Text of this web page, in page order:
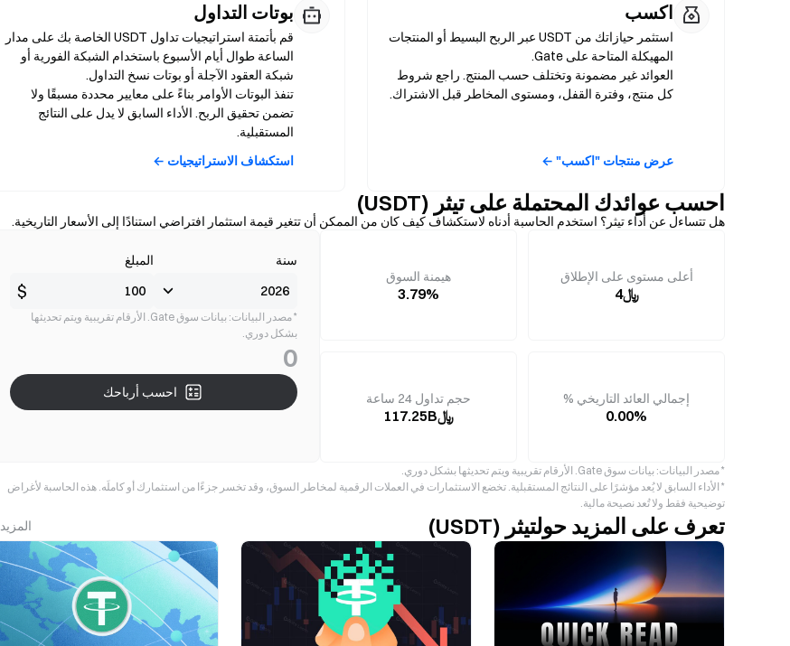
اكسب
استثمر حيازاتك من USDT عبر الربح البسيط أو المنتجات
العوائد غير مضمونة وتختلف حسب المنتج. راجع شروط
كل منتج، وفترة القفل، ومستوى المخاطر قبل الاشتراك.
عرض منتجات "اكسب" ←
بوتات التداول
قم بأتمتة استراتيجيات تداول USDT الخاصة بك على مدار
الساعة طوال أيام الأسبوع باستخدام الشبكة الفورية أو
تنفذ البوتات الأوامر بناءً على معايير محددة مسبقًا ولا
تضمن تحقيق الربح. الأداء السابق لا يدل على النتائج
المستقبلية.
استكشاف الاستراتيجيات ←
احسب عوائدك المحتملة على تيثر (USDT)
هل تتساءل عن أداء تيثر؟ استخدم الحاسبة أدناه لاستكشاف كيف كان من الممكن أن تتغير قيمة استثمار افتراضي استنادًا إلى الأسعار التاريخية.
أعلى مستوى على الإطلاق
﷼4
هيمنة السوق
3.79%
إجمالي العائد التاريخي %
0.00%
حجم تداول 24 ساعة
﷼117.25B
سنة المبلغ
$
* مصدر البيانات: بيانات سوق Gate. الأرقام تقريبية ويتم تحديثها
بشكل دوري.
0
احسب أرباحك
* مصدر البيانات: بيانات سوق Gate. الأرقام تقريبية ويتم تحديثها بشكل دوري.
* الأداء السابق لا يُعد مؤشرًا على النتائج المستقبلية. تخضع الاستثمارات في العملات الرقمية لمخاطر السوق، وقد تخسر جزءًا من استثمارك أو كاملَه. هذه الحاسبة لأغراض
توضيحية فقط ولا تُعد نصيحة مالية.
تعرف على المزيد حولتيثر (USDT) المزيد